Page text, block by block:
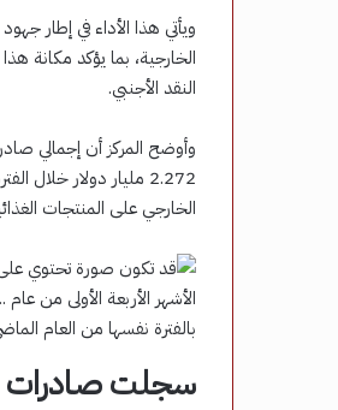
ويأتي هذا الأداء في إطار
الخارجية، بما يؤكد مكانة
النقد الأجنبي.
الخارجي على المنتجات
سجلت صادرات يناير نحو